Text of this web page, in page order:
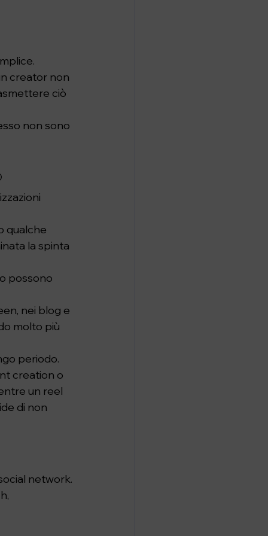
creator non
ciò
non sono
qualche
la spinta
possono
nei blog e
molto più
periodo.
creation o
un reel
di non
network.